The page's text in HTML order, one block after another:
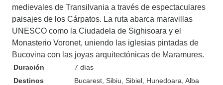
medievales de Transilvania a través de espectaculares
paisajes de los Cárpatos. La ruta abarca maravillas
UNESCO como la Ciudadela de Sighisoara y el
Monasterio Voronet, uniendo las iglesias pintadas de
Bucovina con las joyas arquitectónicas de Maramures.
Duración
7 días
Destinos
Bucarest , Sibiu , Sibiel , Hunedoara , Alba